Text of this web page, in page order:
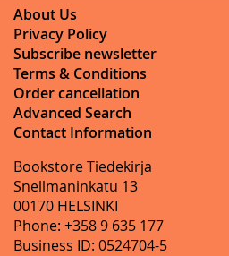
About Us
Privacy Policy
Subscribe newsletter
Terms & Conditions
Order cancellation
Advanced Search
Contact Information
Bookstore Tiedekirja
Snellmaninkatu 13
00170 HELSINKI
Phone: +358 9 635 177
Business ID: 0524704-5